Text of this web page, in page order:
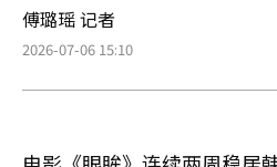
傅璐瑶 记者
2026-07-06 15:10